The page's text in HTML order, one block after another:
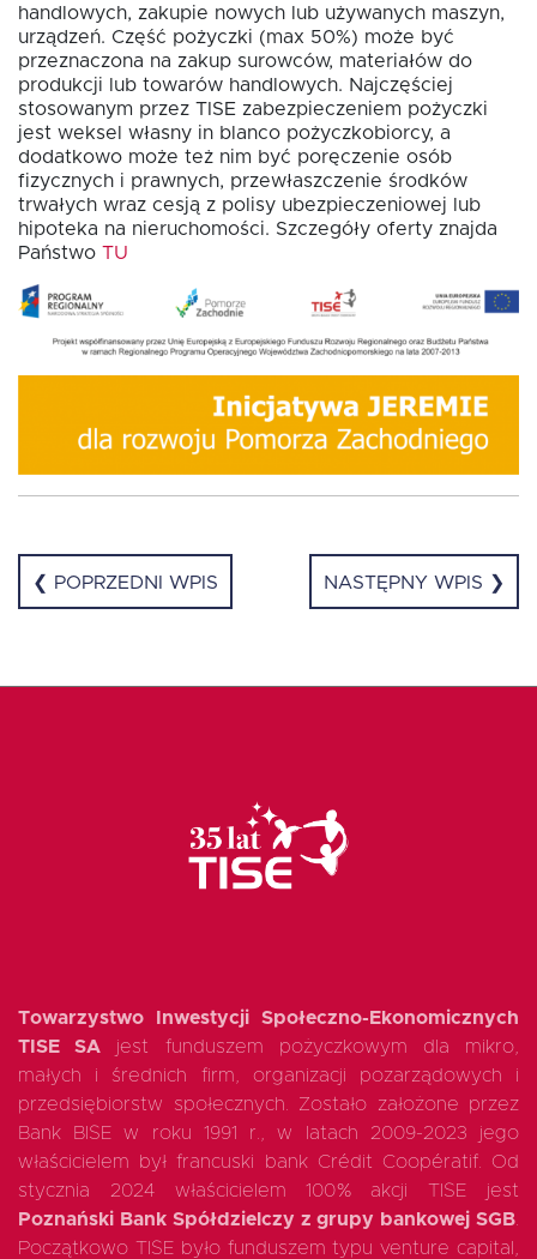
EN
handlowych, zakupie nowych lub używanych maszyn,
urządzeń. Część pożyczki (max 50%) może być
przeznaczona na zakup surowców, materiałów do
produkcji lub towarów handlowych. Najczęściej
stosowanym przez TISE zabezpieczeniem pożyczki
jest weksel własny in blanco pożyczkobiorcy, a
dodatkowo może też nim być poręczenie osób
fizycznych i prawnych, przewłaszczenie środków
trwałych wraz cesją z polisy ubezpieczeniowej lub
hipoteka na nieruchomości. Szczegóły oferty znajda
Państwo TU
❮ POPRZEDNI WPIS NASTĘPNY WPIS ❯
Towarzystwo Inwestycji Społeczno-Ekonomicznych
TISE SA jest funduszem pożyczkowym dla mikro,
małych i średnich firm, organizacji pozarządowych i
przedsiębiorstw społecznych. Zostało założone przez
Bank BISE w roku 1991 r., w latach 2009-2023 jego
właścicielem był francuski bank Crédit Coopératif. Od
stycznia 2024 właścicielem 100% akcji TISE jest
Poznański Bank Spółdzielczy z grupy bankowej SGB.
Początkowo TISE było funduszem typu venture capital,